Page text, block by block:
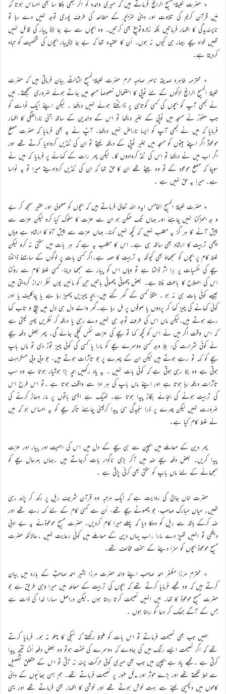
٭ حضرت خلیفۃالمسیح الرابعؒ فرماتے ہیں کہ میری والدہ کو اگر کبھی ہلکا سا بھی احساس ہوتا کہ
مَیں قرآن کریم کی تلاوت اور دینی لٹریچر کے مطالعہ کی طرف پوری توجہ نہیں دے رہا تو
ناپسندیدگی کا اظہار فرماتیں بلکہ زجروتوبیخ بھی کرتیں۔ وہ بچوں سے بے جا لاڈ پیار کی قائل نہیں
تھیں خواہ بچے بیمار ہی کیوں نہ ہوں۔ اُن کا عقیدہ تھا کہ بے جا لاڈپیار بچوں کی شخصیت کو تباہ
کردیتا ہے۔
٭ محترمہ طاہرہ صدیقہ ناصر صاحبہ حرم حضرت خلیفۃالمسیح الثالثؒ بیان فرماتی ہیں کہ حضرت
خلیفۃ المسیح الرابعؒ لڑکوں کے لئے ٹوپی کا استعمال خصوصاً مسجد میں جاتے ہوئے ضروری سمجھتے۔ مَیں
نے کبھی آپ کو بچوں کی کسی کوتاہی پر ڈانٹتے ہوئے نہیں دیکھا ۔ لیکن اپنے ایک نواسے کو
جب حضورؒ نے مسجد میں ٹوپی کے بغیر دیکھا تو اس کے والدین کے ساتھ اتنی ناراضگی کا اظہار
فرمایا کہ میں نے کبھی آپ کو ایسا ناراض نہیں دیکھا۔ آپؒ نے یہ بھی فرمایا کہ حضرت مصلح
موعودؓ اگر اپنے بیٹوں کو مسجد میں بغیر ٹوپی کے دیکھ لیتے تو ان کی ٹنڈیں کروادیا کرتے تھے اور
اگر اب میں نے دیکھا تو اس کی ٹنڈ کروادوں گا۔ لیکن پھر رات کے کھانے پر فرمایا کہ میں نے
سوچا کہ مصلح موعود کے تو وہ بیٹے تھے ان کا حق تھا کہ ان کی ٹنڈیں کروادیتے میرا تو یہ نواسا
ہے۔ میرا یہ حق نہیں ہے ۔
٭ حضرت خلیفۃ المسیح الخامس ایدہ اللہ تعالیٰ فرماتے ہیں کہ بچوں کو معمولی اور حقیر سمجھ کر بے
و جہ جھڑکنا نہیں چاہئے اور جہاں تک ممکن ہو ان سے عزت کا سلوک کیا کرو لیکن عزت سے
پیش آنے کا ہر گز یہ مطلب نہیں کہ کچھ نہیں کہنا۔ جہاں عزت سے پیش آؤ کا ارشاد ہے وہاں
اچھی تربیت کا ارشاد بھی ساتھ ہی ہے۔ اس کا مطلب یہ ہے کہ ہر بات میں سختی نہ کرو لیکن
غلط کام پر بچوں کو سمجھاؤ بھی کیونکہ یہ تربیت کا حصہ ہے۔اگر کسی بات پر لوگوں کے سامنے ڈانٹنا
بچے کی نفسیات پر برا اثر ڈالتا ہے تو وہاں اس کو پیار سے سمجھا دینا، کسی غلط کام سے روکنا
اس کی اصلاح کا باعث بنتا ہے۔ بعض چھوٹی چھوٹی باتیں جن کو مائیں یوں نظر انداز کردیتی ہیں
جیسے کوئی بات ہی نہ ہو ۔ مثلاً کسی کے گھر گئے ہیں، بچہ چیزیں چھیڑ رہا ہے یا چاکلیٹ یا اور
کوئی کھانے کی چیز کھا کر پردوں یا صوفوں پر مل رہا ہے۔گھر والے دل ہی دل میں پیچ و تاب کھا
رہے ہوتے ہیں۔لیکن ماں اس کی طرف توجہ ہی نہیں دے رہی یا دیکھ کر نظریں پھیر لیتی ہے
کہ اس وقت اگر میں نے اس کو کچھ کہا تو بچے کی عزت نفس کچلی جائے گی۔ پھر بعض دفعہ بچے
نے کوئی شرارت کی، بلا وجہ کسی دوسرے بچے کو مارا یا کسی کی کوئی چیز توڑ دی تو ماں باپ
بچے کو کہہ تو رہے ہوتے ہیں لیکن ان کے چہرے پر جو تأثرات ہوتے ہیں، جو دبی دبی مسکراہٹ
ہوتی ہے وہ بتا رہی ہوتی ہے کہ کوئی بات نہیں ۔ یہ یاد رکھیں بچہ بڑا ہوشیار ہوتا ہے وہ سب
تأثرات دیکھ رہا ہوتا ہے اور اپنے ماں باپ کی ہر ادا سے واقف ہوتا ہے ۔تو اس طرح اس
کی تربیت ہونے کی بجائے بگاڑ پیدا ہوتا ہے۔ ٹھیک ہے ایسی باتوں پر مار دھاڑ کرنے کی
ضرورت نہیں لیکن چہرے پر ذرا سنجیدگی سی پیدا کرلینی چاہئے تاکہ بچے کو یہ احساس ہو کہ میں
نے غلط کام کیا ہے۔
پھر دین کے معاملے میں بچپن سے ہی بچے کے دل میں اس کی اہمیت اور پیار اور عزت
پیدا کریں۔ بعض دفعہ بچے ضد میں آکر بڑی ناگوار بات کرجاتے ہیں ۔جہاں بہرحال بچے کو
سمجھانے کے لئے ماں باپ کو سختی بھی کرنی پڑتی ہے ۔
حضرت امّاں جانؓ کی روایت ہے کہ ایک مرتبہ وہ قرآن شریف ریل پر رکھ کر پڑھ رہی
تھیں۔ میاں مبارک صاحب، جو چھوٹے بچے تھے، اُن سے کسی کام کے لئے کہہ رہے تھے اور
ضد کرکے ہاتھ سے ریل کو دھکا دیا کہ پہلے میرا کام کردیں۔ حضرت مسیح موعودؑنے یہ بے ادبی
دیکھی تو انہیں تھپڑ دے مارا ۔اب یہاں دین کے معاملے میں کوئی رعایت نہیں ۔حالانکہ حضرت
مسیح موعودؑ بچوں کو سزا دینے کے سخت مخالف تھے۔
٭ محترم مرزا مظفر احمد صاحب اپنے والد حضرت مرزا بشیر احمد صاحبؓ کے بارہ میں بیان
کرتے ہیں کہ وہ مجھے فرمایا کرتے تھے کہ بچوں کی تربیت کے معاملہ میں میرا وہی طریق ہے جو
حضرت مسیح موعودؑ کا تھا۔ مَیں انہیں نصیحت کرتا رہتا ہوں ۔لیکن دراصل سہارا خدا کی ذات ہے
جس کے آگے جھک کر دعا گو رہتا ہوں ۔
ہمیں جب بھی نصیحت فرماتے تو اس بات کو ملحوظ رکھتے کہ سُبکی کا پہلو نہ ہو۔ فرمایا کرتے
تھے کہ اگر نصیحت ایسے رنگ میں کی جاوے کہ دوسرے کی خفّت ہوتو وہ بعض دفعہ اُلٹا نتیجہ پیدا
کرتی ہے ۔مجھے یاد ہے بچپن میں جب بھی میری کوئی حرکت پسند نہ آتی تو اس کے متعلق تفصیل
سے خط لکھتے تھے اور بڑے مؤثر اور مدلّل طور پر نصیحت فرماتے تھے۔ ہم بہن بھائیوں کے دینی
کاموں میں دلچسپی لینے سے بہت خوش ہوتے تھے اور خوشی کا اظہار بھی فرماتے تھے اور یہی